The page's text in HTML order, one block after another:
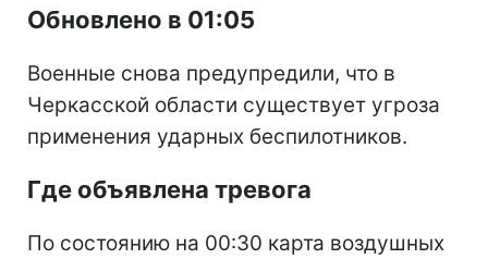
Обновлено в 01:05
Военные снова предупредили, что в
Черкасской области существует угроза
применения ударных беспилотников.
Где объявлена тревога
По состоянию на 00:30 карта воздушных